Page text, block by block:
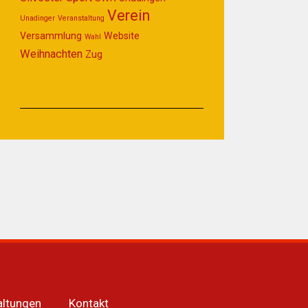
Unadinger Veranstaltung Verein
Versammlung Wahl Website
Weihnachten Zug
Kontakt